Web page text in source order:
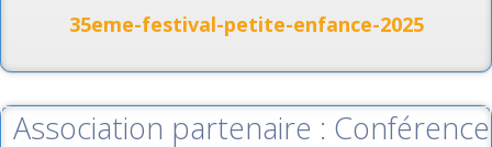
35eme-festival-petite-enfance-2025
Association partenaire : Conférence